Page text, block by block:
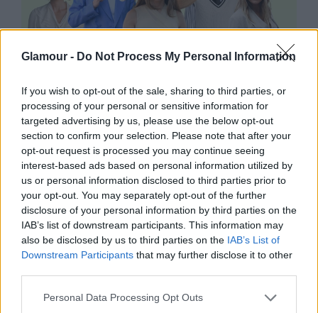
Glamour - Do Not Process My Personal Information
If you wish to opt-out of the sale, sharing to third parties, or
processing of your personal or sensitive information for
targeted advertising by us, please use the below opt-out
section to confirm your selection. Please note that after your
opt-out request is processed you may continue seeing
interest-based ads based on personal information utilized by
us or personal information disclosed to third parties prior to
your opt-out. You may separately opt-out of the further
disclosure of your personal information by third parties on the
IAB’s list of downstream participants. This information may
also be disclosed by us to third parties on the IAB’s List of
Downstream Participants that may further disclose it to other
Please note that this website/app uses one or more Google
Personal Data Processing Opt Outs
DIVAT
A divatszerkesztő elárulja: Ez a
wimbledoni stílus titka – így
építheted fel te is a tökéletes szettet